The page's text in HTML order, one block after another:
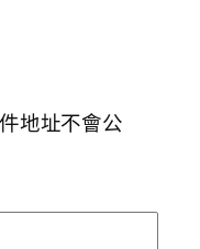
地址不會公